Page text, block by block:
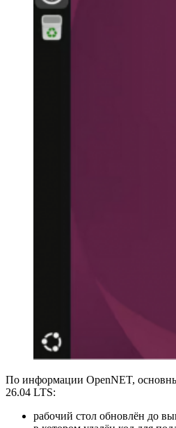
По информации OpenNET,
26.04 LTS:
рабочий стол обновлён до